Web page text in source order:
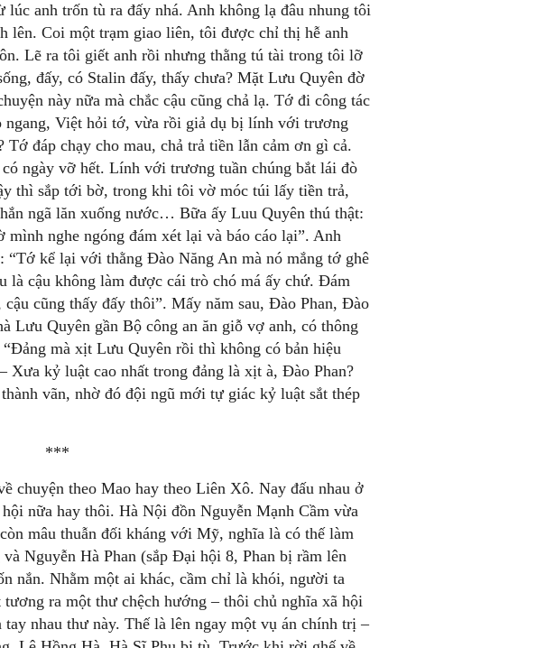
lúc anh trốn tù ra đấy nhá. Anh không lạ đâu nhung tôi
lên. Coi một trạm giao liên, tôi được chỉ thị hễ anh
Lẽ ra tôi giết anh rồi nhưng thằng tú tài trong tôi lỡ
đấy, có Stalin đấy, thấy chưa? Mặt Lưu Quyên đờ
này nữa mà chắc cậu cũng chả lạ. Tớ đi công tác
Việt hỏi tớ, vừa rồi giả dụ bị lính với trương
đáp chạy cho mau, chả trả tiền lẫn cảm ơn gì cả.
ngày vỡ hết. Lính với trương tuần chúng bắt lái đò
thì sắp tới bờ, trong khi tôi vờ móc túi lấy tiền trả,
ngã lăn xuống nước… Bữa ấy Luu Quyên thú thật:
nghe ngóng đám xét lại và báo cáo lại”. Anh
“Tớ kể lại với thằng Đào Năng An mà nó mắng tớ ghê
là cậu không làm được cái trò chó má ấy chứ. Đám
cũng thấy đấy thôi”. Mấy năm sau, Đào Phan, Đào
Lưu Quyên gần Bộ công an ăn giỗ vợ anh, có thông
mà xịt Lưu Quyên rồi thì không có bản hiệu
kỷ luật cao nhất trong đảng là xịt à, Đào Phan?
vãn, nhờ đó đội ngũ mới tự giác kỷ luật sắt thép
***
chuyện theo Mao hay theo Liên Xô. Nay đấu nhau ở
nữa hay thôi. Hà Nội đồn Nguyễn Mạnh Cầm vừa
mâu thuẫn đối kháng với Mỹ, nghĩa là có thế làm
Nguyễn Hà Phan (sắp Đại hội 8, Phan bị rầm lên
nắn. Nhằm một ai khác, cầm chỉ là khói, người ta
ra một thư chệch hướng – thôi chủ nghĩa xã hội
nhau thư này. Thế là lên ngay một vụ án chính trị –